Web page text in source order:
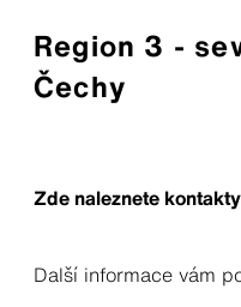
Společnost
Ke stažení
Swisspearl a
Konstrukční desky
Vyžádejte si
Region 3 -
Čechy
Zde naleznete
Další informace vám